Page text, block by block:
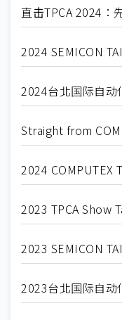
直击TPCA 2024：
2024 SEMICON
2024台北国际自动
Straight from
2024 COMPUTEX
2023 TPCA Show
2023 SEMICON
2023台北国际自动